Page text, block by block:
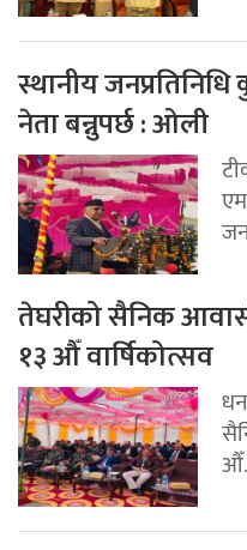
स्थानीय
नेता बन्नुपर्छ : ओली
तेघरीको सैनिक
१३ औँ वार्षिकोत्सव